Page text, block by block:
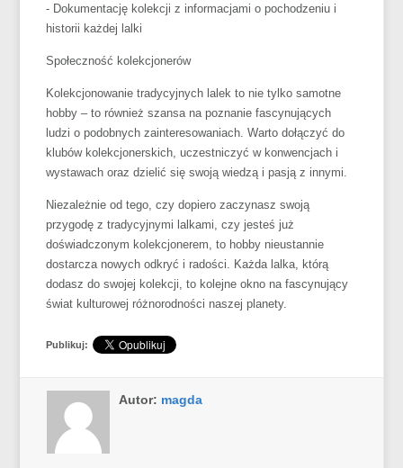
- Dokumentację kolekcji z informacjami o pochodzeniu i
historii każdej lalki
Społeczność kolekcjonerów
Kolekcjonowanie tradycyjnych lalek to nie tylko samotne
hobby – to również szansa na poznanie fascynujących
ludzi o podobnych zainteresowaniach. Warto dołączyć do
klubów kolekcjonerskich, uczestniczyć w konwencjach i
wystawach oraz dzielić się swoją wiedzą i pasją z innymi.
Niezależnie od tego, czy dopiero zaczynasz swoją
przygodę z tradycyjnymi lalkami, czy jesteś już
doświadczonym kolekcjonerem, to hobby nieustannie
dostarcza nowych odkryć i radości. Każda lalka, którą
dodasz do swojej kolekcji, to kolejne okno na fascynujący
świat kulturowej różnorodności naszej planety.
Publikuj:
Autor: magda